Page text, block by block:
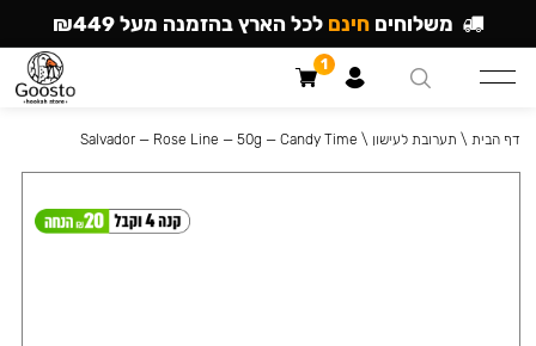
דף הבית \ תערובת לעישון \
Salvador — Rose Line — 50g — Candy Time
משלוחים חינם לכל הארץ בהזמנה מעל ₪449
1